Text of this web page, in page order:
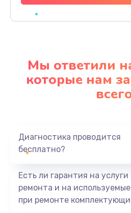
Заказать
Мы ответили
которые нам
Диагностика проводится
бесплатно?
Есть ли гарантия на услуги
ремонта и на используемые
при ремонте